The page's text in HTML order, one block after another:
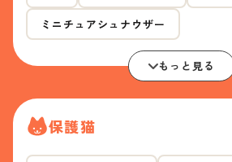
ミニチュアシュナウザー
もっと見る
保護猫